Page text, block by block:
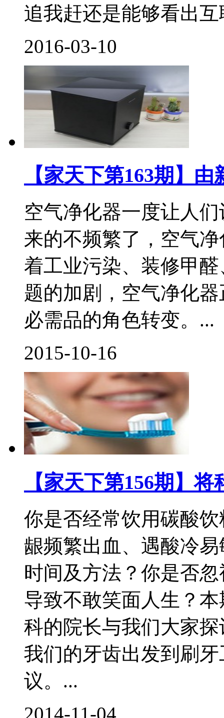
追我赶还是能够看出
2016-03-10
【家天下第163期】
空气净化器一度让人
来的不频繁了，空气
着工业污染、装修甲
题的加剧，空气净化
必需品的角色转变。...
2015-10-16
【家天下第156期】
你是否经常饮用碳酸
龈频繁出血、遇酸冷
时间及方法？你是否
导致不敢笑面人生？
科的院长与我们大家
我们的牙齿出发到刷
议。...
2014-11-04